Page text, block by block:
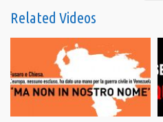
L’odiosa immunità dei soldati USA
Condividi
Related Videos